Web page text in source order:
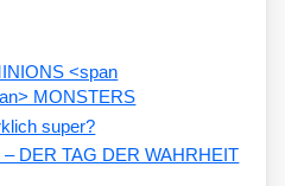
<span
MONSTERS
super?
DER TAG DER WAHRHEIT